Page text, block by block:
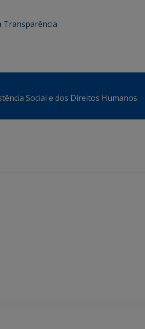
Transparência
Social e dos Direitos Humanos